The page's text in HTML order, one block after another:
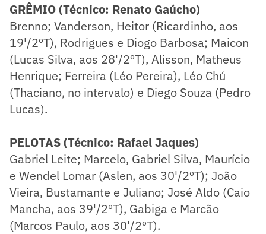
GRÊMIO (Técnico: Renato Gaúcho)
Brenno; Vanderson, Heitor (Ricardinho, aos
19'/2ºT), Rodrigues e Diogo Barbosa; Maicon
(Lucas Silva, aos 28'/2ºT), Alisson, Matheus
Henrique; Ferreira (Léo Pereira), Léo Chú
(Thaciano, no intervalo) e Diego Souza (Pedro
Lucas).
PELOTAS (Técnico: Rafael Jaques)
Gabriel Leite; Marcelo, Gabriel Silva, Maurício
e Wendel Lomar (Aslen, aos 30'/2ºT); João
Vieira, Bustamante e Juliano; José Aldo (Caio
Mancha, aos 39'/2ºT), Gabiga e Marcão
(Marcos Paulo, aos 30'/2ºT).